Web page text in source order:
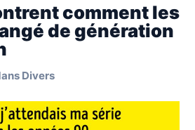
comment les
de génération
Divers